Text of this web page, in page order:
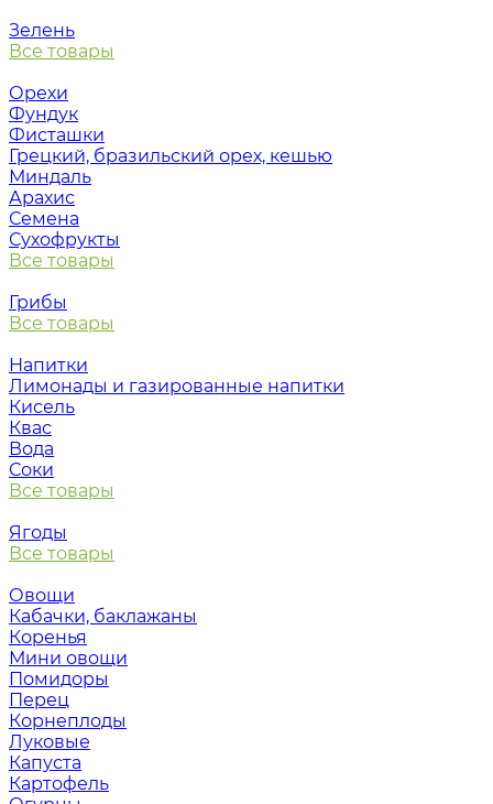
Зелень
Все товары
Орехи
Фундук
Фисташки
Грецкий, бразильский орех, кешью
Миндаль
Арахис
Семена
Сухофрукты
Все товары
Грибы
Все товары
Напитки
Лимонады и газированные напитки
Кисель
Квас
Вода
Соки
Все товары
Ягоды
Все товары
Овощи
Кабачки, баклажаны
Коренья
Мини овощи
Помидоры
Перец
Корнеплоды
Луковые
Капуста
Картофель